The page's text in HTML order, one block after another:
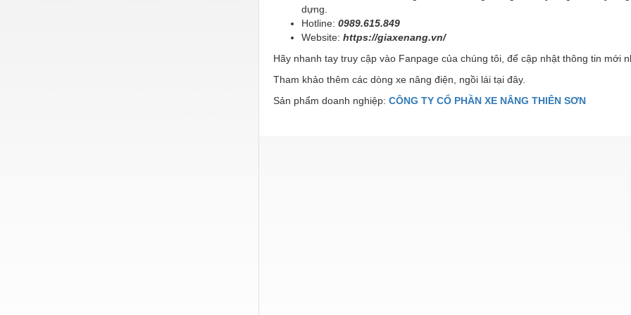
dựng.
Hotline: 0989.615.849
Website: https://giaxenang.vn/
Hãy nhanh tay truy cập vào Fanpage của chúng tôi, để cập nhật thông tin mới
Tham khảo thêm các dòng xe nâng điện, ngồi lái tại đây.
Sản phẩm doanh nghiệp: CÔNG TY CỔ PHẦN XE NÂNG THIÊN SƠN